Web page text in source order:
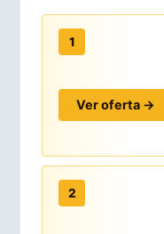
1
Ver oferta →
2